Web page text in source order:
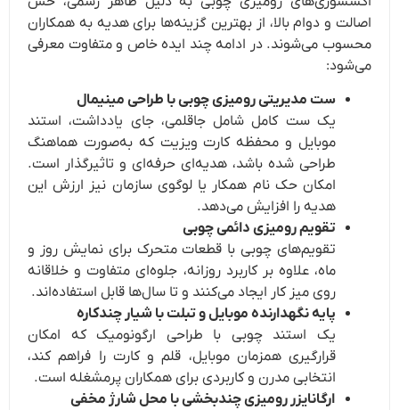
اصالت و دوام بالا، از بهترین گزینه‌ها برای هدیه به همکاران
محسوب می‌شوند. در ادامه چند ایده خاص و متفاوت معرفی
می‌شود:
ست مدیریتی رومیزی چوبی با طراحی مینیمال
یک ست کامل شامل جاقلمی، جای یادداشت، استند
موبایل و محفظه کارت ویزیت که به‌صورت هماهنگ
طراحی شده باشد، هدیه‌ای حرفه‌ای و تاثیرگذار است.
امکان حک نام همکار یا لوگوی سازمان نیز ارزش این
هدیه را افزایش می‌دهد.
تقویم رومیزی دائمی چوبی
تقویم‌های چوبی با قطعات متحرک برای نمایش روز و
ماه، علاوه بر کاربرد روزانه، جلوه‌ای متفاوت و خلاقانه
روی میز کار ایجاد می‌کنند و تا سال‌ها قابل استفاده‌اند.
پایه نگهدارنده موبایل و تبلت با شیار چندکاره
یک استند چوبی با طراحی ارگونومیک که امکان
قرارگیری همزمان موبایل، قلم و کارت را فراهم کند،
انتخابی مدرن و کاربردی برای همکاران پرمشغله است.
ارگانایزر رومیزی چندبخشی با محل شارژ مخفی